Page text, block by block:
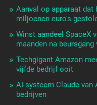
Aanval op apparaat
miljoenen euro's
Winst aandeel SpaceX
maanden na beursgang
Techgigant Amazon
vijfde bedrijf ooit
AI-systeem Claude
bedrijven